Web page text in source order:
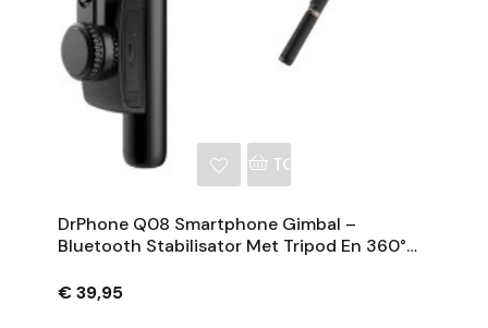
TOEVOEGEN AAN
DrPhone Q08 Smartphone Gimbal –
Bluetooth Stabilisator Met Tripod En 360°
€ 39,95